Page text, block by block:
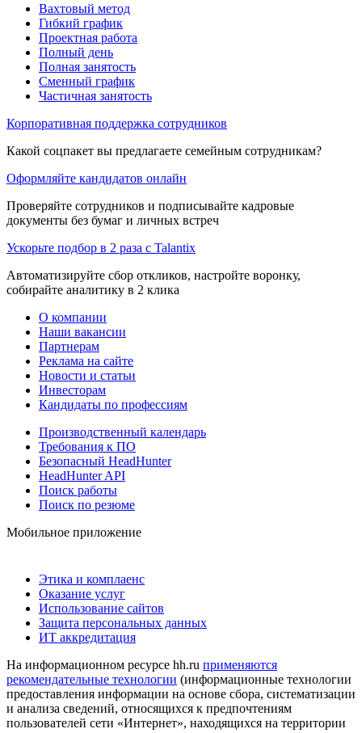
Вахтовый метод
Гибкий график
Проектная работа
Полный день
Полная занятость
Сменный график
Частичная занятость
Корпоративная поддержка сотрудников
Какой соцпакет вы предлагаете семейным сотрудникам?
Оформляйте кандидатов онлайн
Проверяйте сотрудников и подписывайте кадровые
документы без бумаг и личных встреч
Ускорьте подбор в 2 раза с Talantix
Автоматизируйте сбор откликов, настройте воронку,
собирайте аналитику в 2 клика
О компании
Наши вакансии
Партнерам
Реклама на сайте
Новости и статьи
Инвесторам
Кандидаты по профессиям
Производственный календарь
Требования к ПО
Безопасный HeadHunter
HeadHunter API
Поиск работы
Поиск по резюме
Мобильное приложение
Этика и комплаенс
Оказание услуг
Использование сайтов
Защита персональных данных
ИТ аккредитация
На информационном ресурсе hh.ru применяются
рекомендательные технологии (информационные технологии
предоставления информации на основе сбора, систематизации
и анализа сведений, относящихся к предпочтениям
пользователей сети «Интернет», находящихся на территории